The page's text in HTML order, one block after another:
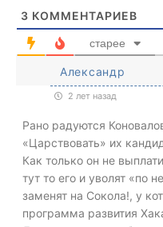
3 КОММЕНТАРИЕВ
старее
Александр
2 лет назад
Рано радуются
«Царствовать» их
Как только он не
тут то его и уволят «по
заменят на Сокола!, у
программа развития